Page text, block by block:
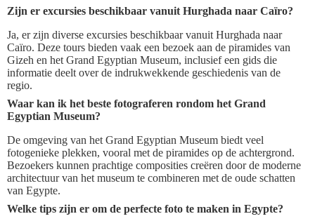
Zijn er excursies beschikbaar vanuit Hurghada naar Caïro?
Ja, er zijn diverse excursies beschikbaar vanuit Hurghada naar
Caïro. Deze tours bieden vaak een bezoek aan de piramides van
Gizeh en het Grand Egyptian Museum, inclusief een gids die
informatie deelt over de indrukwekkende geschiedenis van de
regio.
Waar kan ik het beste fotograferen rondom het Grand
Egyptian Museum?
De omgeving van het Grand Egyptian Museum biedt veel
fotogenieke plekken, vooral met de piramides op de achtergrond.
Bezoekers kunnen prachtige composities creëren door de moderne
architectuur van het museum te combineren met de oude schatten
van Egypte.
Welke tips zijn er om de perfecte foto te maken in Egypte?